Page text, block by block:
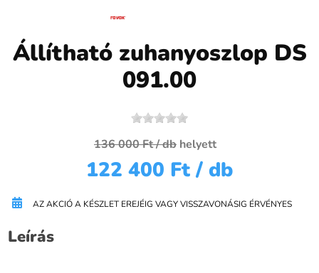
Állítható zuhanyoszlop DS
091.00
136 000 Ft/ db helyett
122 400 Ft / db
AZ AKCIÓ A KÉSZLET EREJÉIG VAGY VISSZAVONÁSIG ÉRVÉNYES
Leírás